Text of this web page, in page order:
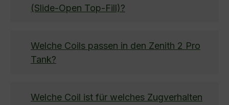
(Slide-Open Top-Fill)?
Welche Coils passen in den Zenith 2 Pro
Tank?
Welche Coil ist für welches Zugverhalten